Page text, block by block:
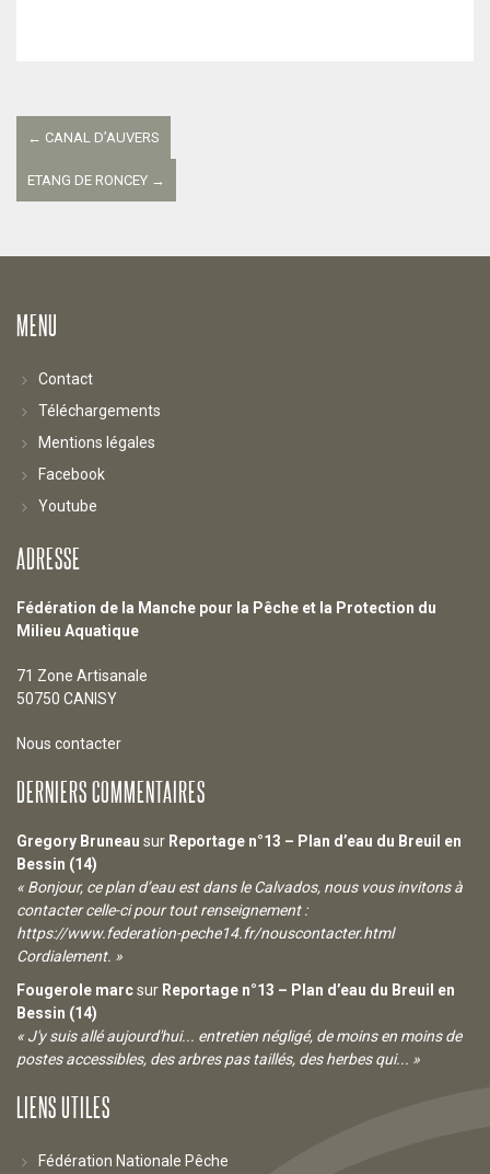
entre
les
← CANAL D’AUVERS
ETANG DE RONCEY →
MENU
Contact
Téléchargements
Mentions légales
Facebook
Youtube
ADRESSE
Fédération de la Manche pour la Pêche et la Protection du
Milieu Aquatique
71 Zone Artisanale
50750 CANISY
Nous contacter
DERNIERS COMMENTAIRES
Gregory Bruneau sur Reportage n°13 – Plan d’eau du Breuil en
Bessin (14)
« Bonjour, ce plan d’eau est dans le Calvados, nous vous invitons à
contacter celle-ci pour tout renseignement :
https://www.federation-peche14.fr/nouscontacter.html
Cordialement. »
Fougerole marcsur Reportage n°13 – Plan d’eau du Breuil en
Bessin (14)
« J'y suis allé aujourd'hui... entretien négligé, de moins en moins de
postes accessibles, des arbres pas taillés, des herbes qui... »
LIENS UTILES
Fédération Nationale Pêche